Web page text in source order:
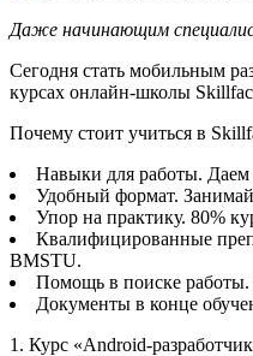
Даже начинающим
Сегодня стать мобильным
курсах онлайн-школы
Почему стоит учиться в
Навыки для работы. Даем
Удобный формат.
Упор на практику. 80%
Квалифицированные
BMSTU.
Помощь в поиске работы.
Документы в конце
1. Курс «Android-